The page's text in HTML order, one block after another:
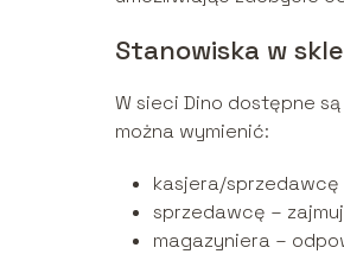
Stanowiska w
W sieci Dino dostępne
można wymienić:
kasjera/sprzedawcę
sprzedawcę –
magazyniera –